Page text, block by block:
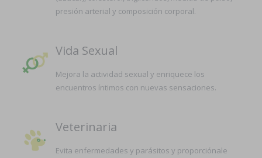
presión arterial y composición corporal.
Vida Sexual
Mejora la actividad sexual y enriquece los
encuentros íntimos con nuevas sensaciones.
Veterinaria
Evita enfermedades y parásitos y proporciónale